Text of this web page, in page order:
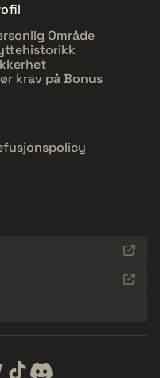
Område
krav på Bonus